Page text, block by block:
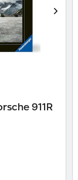
911R